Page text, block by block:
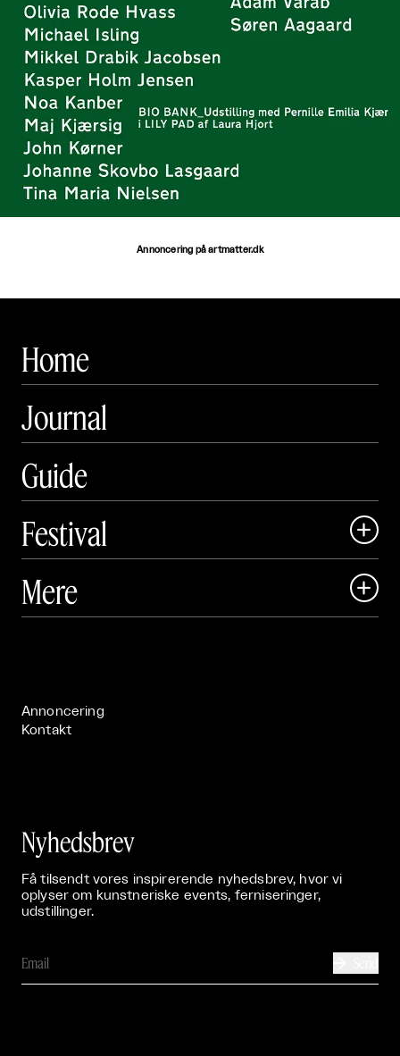
Annoncering på artmatter.dk
Home
Journal
Guide
Festival

 Art Matter Festival
Mere 
Annoncering
Kontakt
Nyhedsbrev
Få tilsendt vores inspirerende nyhedsbrev, hvor vi
oplyser om kunstneriske events, ferniseringer,
udstillinger.